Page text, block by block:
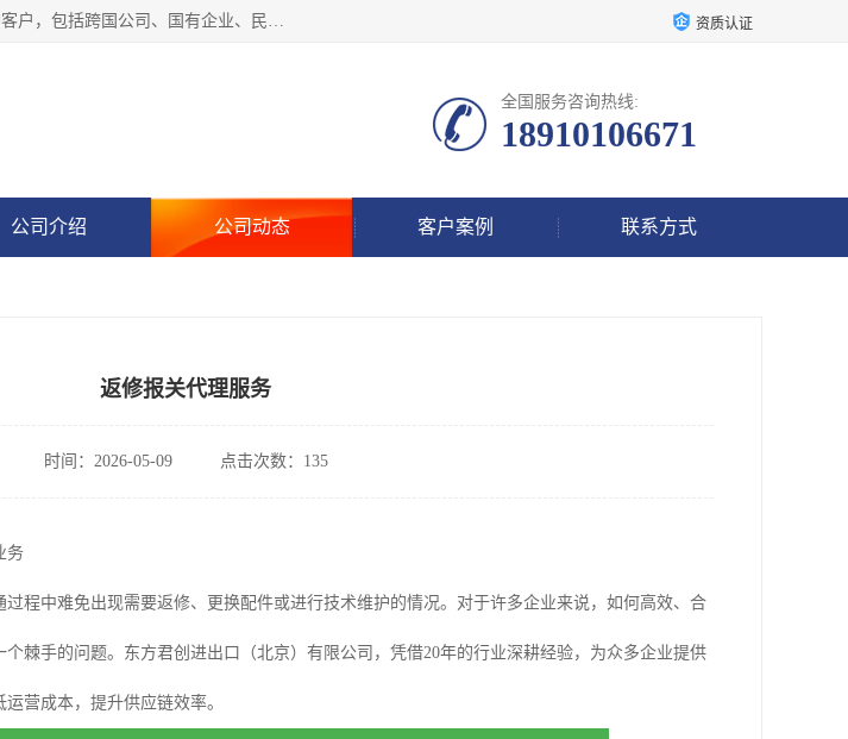
东方君创进出口（北京）有限公司，成立20年来，专注于提供外贸进出口代理服务。服务的客户，包括跨国公司、国有企业、民营企业等。作为的综合性外贸企业，公司拥有一支精通进出口贸易的团队，从事各类商品和技术的进口清关代理报关。进出口商品涉及20多个大类、上千个品种，贸易客户遍布世界各个国家和地区。 资质认证
全国服务咨询热线:
18910106671
公司介绍 公司动态 客户案例 联系方式
返修报关代理服务
时间：2026-05-09 点击次数：135
务
程中难免出现需要返修、更换配件或进行技术维护的情况。对于许多企业来说，如何高效、合
棘手的问题。东方君创进出口（北京）有限公司，凭借20年的行业深耕经验，为众多企业提供
营成本，提升供应链效率。